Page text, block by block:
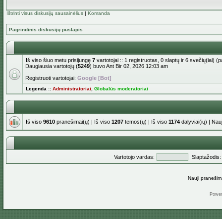
Ištrinti visus diskusijų sausainėlius | Komanda
Pagrindinis diskusijų puslapis
Iš viso šiuo metu prisijungę 7 vartotojai :: 1 registruotas, 0 slaptų ir 6 svečių(iai)
Daugiausia vartotojų (5249) buvo Ant Bir 02, 2026 12:03 am
Registruoti vartotojai: Google [Bot]
Legenda :: Administratoriai Globalūs moderatoriai
Iš viso 9610 pranešimai(ų) | Iš viso 1207 temos(ų) | Iš viso 1174 dalyviai(ių) |
Vartotojo vardas: Slaptažodis:
Nauji